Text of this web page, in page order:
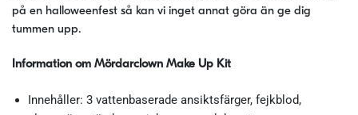
på en halloweenfest så kan vi inget annat göra än ge dig
tummen upp.
Information om Mördarclown Make Up Kit
Innehåller: 3 vattenbaserade ansiktsfärger, fejkblod,